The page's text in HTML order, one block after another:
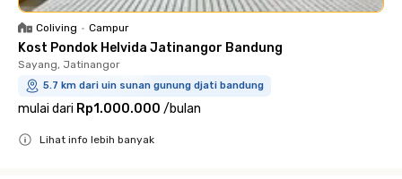
Coliving • Campur
Kost Pondok Helvida Jatinangor Bandung
Sayang, Jatinangor
5.7 km dari uin sunan gunung djati bandung
mulai dari Rp1.000.000 /bulan
Lihat info lebih banyak